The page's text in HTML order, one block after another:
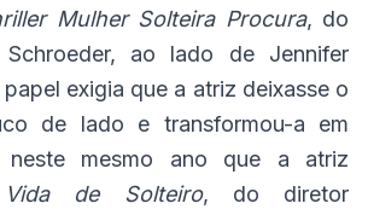
Mulher Solteira Procura, do
ao lado de Jennifer
exigia que a atriz deixasse o
de lado e transformou-a em
neste mesmo ano que a atriz
Vida de Solteiro, do diretor